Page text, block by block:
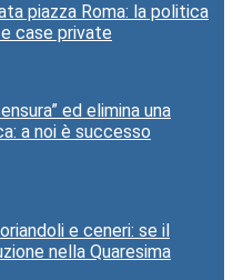
piazza Roma: la politica
case private
ed elimina una
a noi è successo
e ceneri: se il
nella Quaresima